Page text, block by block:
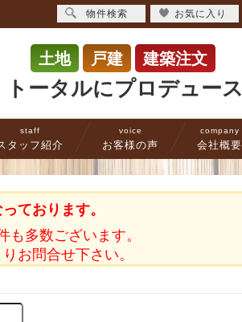
土地 戸建 建築注文
トータルにプロデュース
staff
タッフ紹介
voice
お客様の声
company
会社概要
ております。
多数ございます。
お問合せ下さい。
物件検索 お気に入り